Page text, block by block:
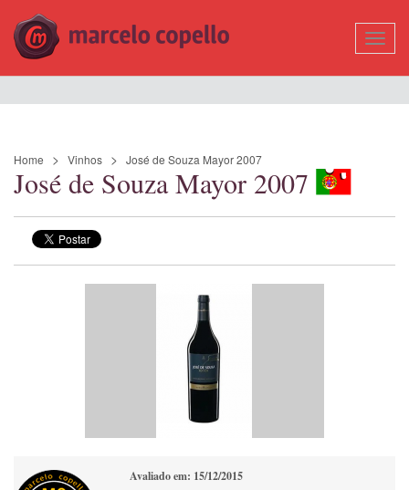
Home Vinhos José de Souza Mayor 2007
José de Souza Mayor 2007
Avaliado em: 15/12/2015